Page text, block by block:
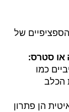
של
או סטרס:
כמו
הכלב
הן פתרון